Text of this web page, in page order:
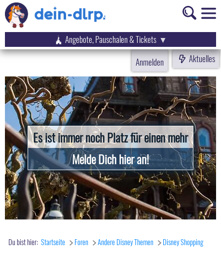
Angebote, Pauschalen & Tickets
Anmelden
Aktuelles
Es ist immer noch Platz für einen mehr
Melde Dich hier an!
Du bist hier: Startseite Foren Andere Disney Themen Disney Shopping